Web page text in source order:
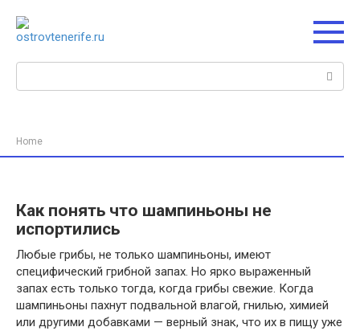
контенту
Поиск:
Home
Как понять что шампиньоны не
испортились
Любые грибы, не только шампиньоны, имеют
специфический грибной запах. Но ярко выраженный
запах есть только тогда, когда грибы свежие. Когда
шампиньоны пахнут подвальной влагой, гнилью, химией
или другими добавками — верный знак, что их в пищу уже